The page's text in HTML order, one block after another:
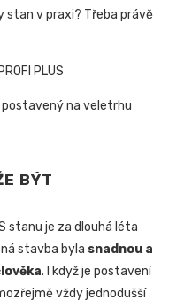
stan v praxi? Třeba právě
BÝT
stanu je za dlouhá léta
stavba byla snadnou a
.
I když je postavení
vždy jednodušší